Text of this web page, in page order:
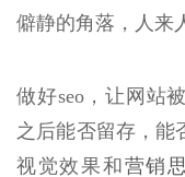
僻静的角落，人来
做好seo，让网站
之后能否留存，能
视觉效果和营销